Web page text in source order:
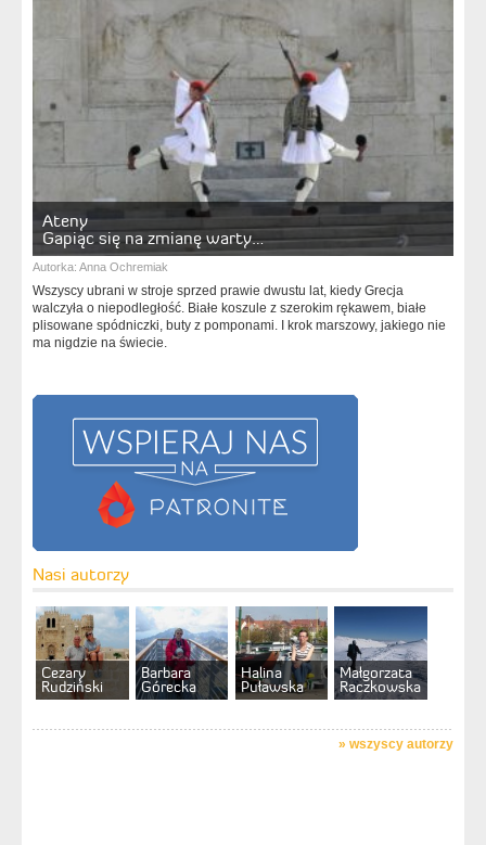
Ateny
Gapiąc się na zmianę warty…
Autorka: Anna Ochremiak
Wszyscy ubrani w stroje sprzed prawie dwustu lat, kiedy Grecja
walczyła o niepodległość. Białe koszule z szerokim rękawem, białe
plisowane spódniczki, buty z pomponami. I krok marszowy, jakiego nie
ma nigdzie na świecie.
Nasi autorzy
Cezary
Rudziński
Barbara
Górecka
Halina
Puławska
Małgorzata
Raczkowska
» wszyscy autorzy